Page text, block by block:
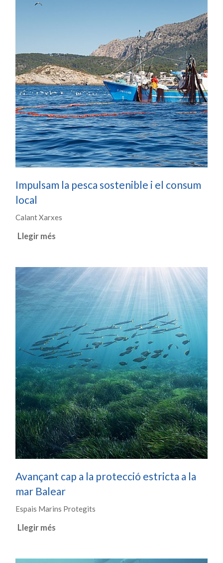
Impulsam la pesca sostenible i el consum
local
Calant Xarxes
Llegir més
Avançant cap a la protecció estricta a la
mar Balear
Espais Marins Protegits
Llegir més